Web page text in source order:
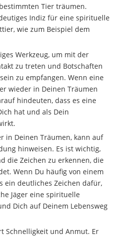
Tier träumen.
Indiz für eine spirituelle
wie zum Beispiel dem
Werkzeug, um mit der
zu treten und Botschaften
zu empfangen. Wenn eine
wieder in Deinen Träumen
hindeuten, dass es eine
hat und als Dein
in Deinen Träumen, kann auf
hinweisen. Es ist wichtig,
die Zeichen zu erkennen, die
Wenn Du häufig von einem
ein deutliches Zeichen dafür,
Jäger eine spirituelle
Dich auf Deinem Lebensweg
Schnelligkeit und Anmut. Er